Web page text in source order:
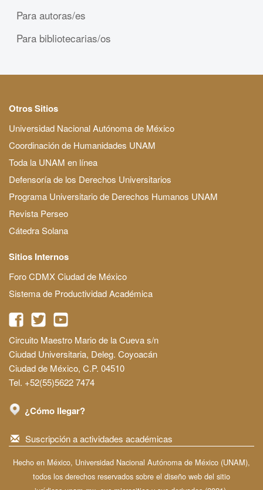
Para autoras/es
Para bibliotecarias/os
Otros Sitios
Universidad Nacional Autónoma de México
Coordinación de Humanidades UNAM
Toda la UNAM en línea
Defensoría de los Derechos Universitarios
Programa Universitario de Derechos Humanos UNAM
Revista Perseo
Cátedra Solana
Sitios Internos
Foro CDMX Ciudad de México
Sistema de Productividad Académica
Circuito Maestro Mario de la Cueva s/n
Ciudad Universitaria, Deleg. Coyoacán
Ciudad de México, C.P. 04510
Tel. +52(55)5622 7474
¿Cómo llegar?
Suscripción a actividades académicas
Hecho en México, Universidad Nacional Autónoma de México (UNAM),
todos los derechos reservados sobre el diseño web del sitio